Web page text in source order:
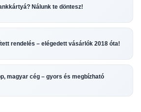
Nálunk te döntesz!
rendelés – elégedett vásárlók 2018 óta!
magyar cég – gyors és megbízható